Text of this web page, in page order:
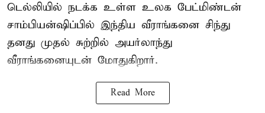
டெல்லியில் நடக்க உள்ள உலக பேட்மிண்டன்
சாம்பியன்ஷிப்பில் இந்திய வீராங்கனை சிந்து
தனது முதல் சுற்றில் அயர்லாந்து
வீராங்கனையுடன் மோதுகிறார்.
Read More